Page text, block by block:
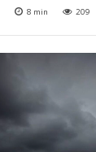
8 min 209